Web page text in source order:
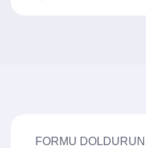
FORMU